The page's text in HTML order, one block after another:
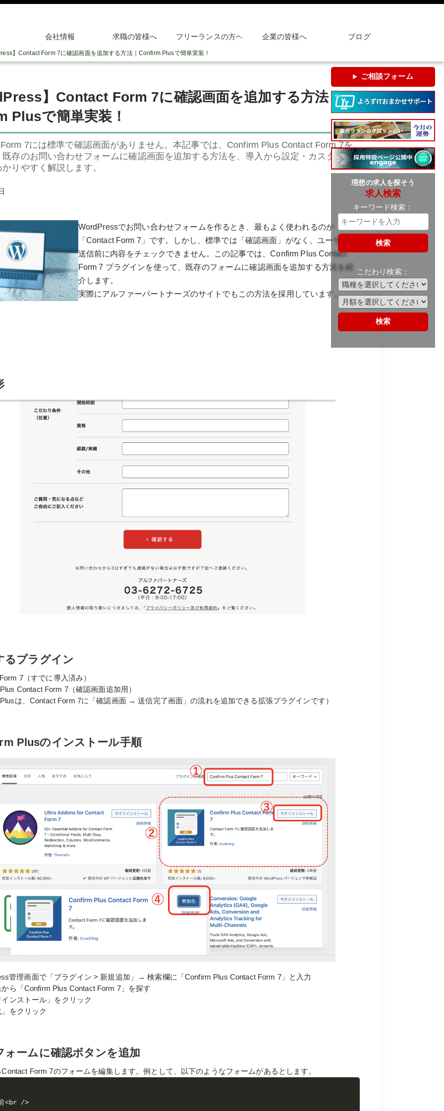
会社情報 求職の皆様へ フリーランスの方へ 企業の皆様へ ブログ
】Contact Form 7に確認画面を追加する方法｜Confirm Plusで簡単実装！
】Contact Form 7に確認画面を追加する方法｜
Plusで簡単実装！
7には標準で確認画面がありません。本記事では、Confirm Plus Contact Form 7を
既存のお問い合わせフォームに確認画面を追加する方法を、導入から設定・カスタマイ
りやすく解説します。
WordPressでお問い合わせフォームを作るとき、最もよく使われるのが
「Contact Form 7」です。しかし、標準では「確認画面」がなく、ユーザーが
送信前に内容をチェックできません。この記事では、Confirm Plus Contact
Form 7 プラグインを使って、既存のフォームに確認画面を追加する方法を紹
介します。
実際にアルファーパートナーズのサイトでもこの方法を採用しています。
るプラグイン
7（すでに導入済み）
Contact Form 7（確認画面追加用）
は、Contact Form 7に「確認画面 → 送信完了画面」の流れを追加できる拡張プラグインです）
Plusのインストール手順
管理画面で「プラグイン > 新規追加」→ 検索欄に「Confirm Plus Contact Form 7」と入力
ら「Confirm Plus Contact Form 7」を探す
ンストール」をクリック
をクリック
ォームに確認ボタンを追加
Form 7のフォームを編集します。例として、以下のようなフォームがあるとします。
<br />
ご相談フォーム
理想の求人を探そう
求人検索
キーワード検索：
検索
こだわり検索：
検索